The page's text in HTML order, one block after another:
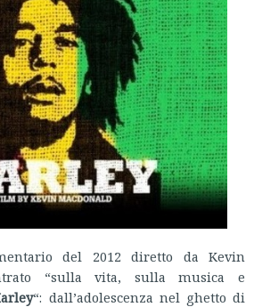
del 2012 diretto da Kevin
“sulla vita, sulla musica e
“: dall’adolescenza nel ghetto di